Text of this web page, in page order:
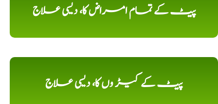
پیٹ کے تمام امراض کا، دیسی علاج
پیٹ کے کیڑ وں کا، دیسی علاج